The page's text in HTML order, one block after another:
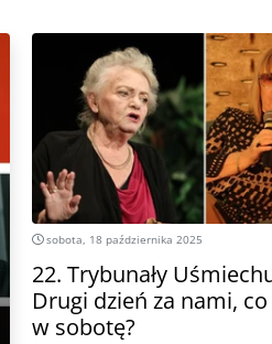
sobota, 18 października 2025
22. Trybunały
Drugi dzień za nami,
w sobotę?